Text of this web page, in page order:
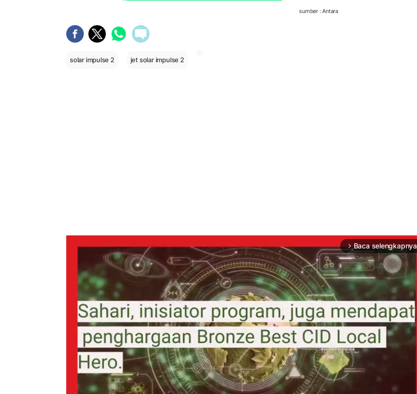
sumber : Antara
solar impulse 2 jet solar impulse 2
arrow_forward_ios Baca selengkapnya